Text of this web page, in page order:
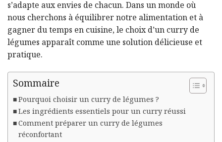
s’adapte aux envies de chacun. Dans un monde où
nous cherchons à équilibrer notre alimentation et à
gagner du temps en cuisine, le choix d’un curry de
légumes apparaît comme une solution délicieuse et
pratique.
Sommaire
Pourquoi choisir un curry de légumes ?
Les ingrédients essentiels pour un curry réussi
Comment préparer un curry de légumes
réconfortant